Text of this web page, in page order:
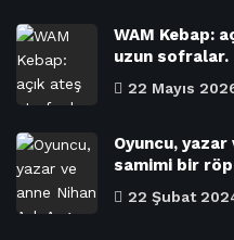
WAM Kebap:
uzun sofralar.
22 Mayıs
Oyuncu, yazar
samimi bir
22 Şubat